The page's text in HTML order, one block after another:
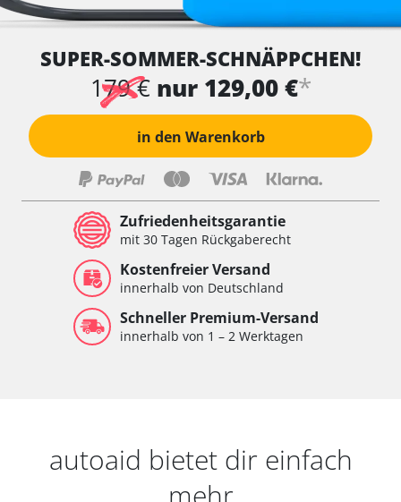
SUPER-SOMMER-SCHNÄPPCHEN!
179 € nur 129,00 €*
in den Warenkorb
Zufriedenheitsgarantie
mit 30 Tagen Rückgaberecht
Kostenfreier Versand
innerhalb von Deutschland
Schneller Premium-Versand
innerhalb von 1 – 2 Werktagen
autoaid bietet dir einfach